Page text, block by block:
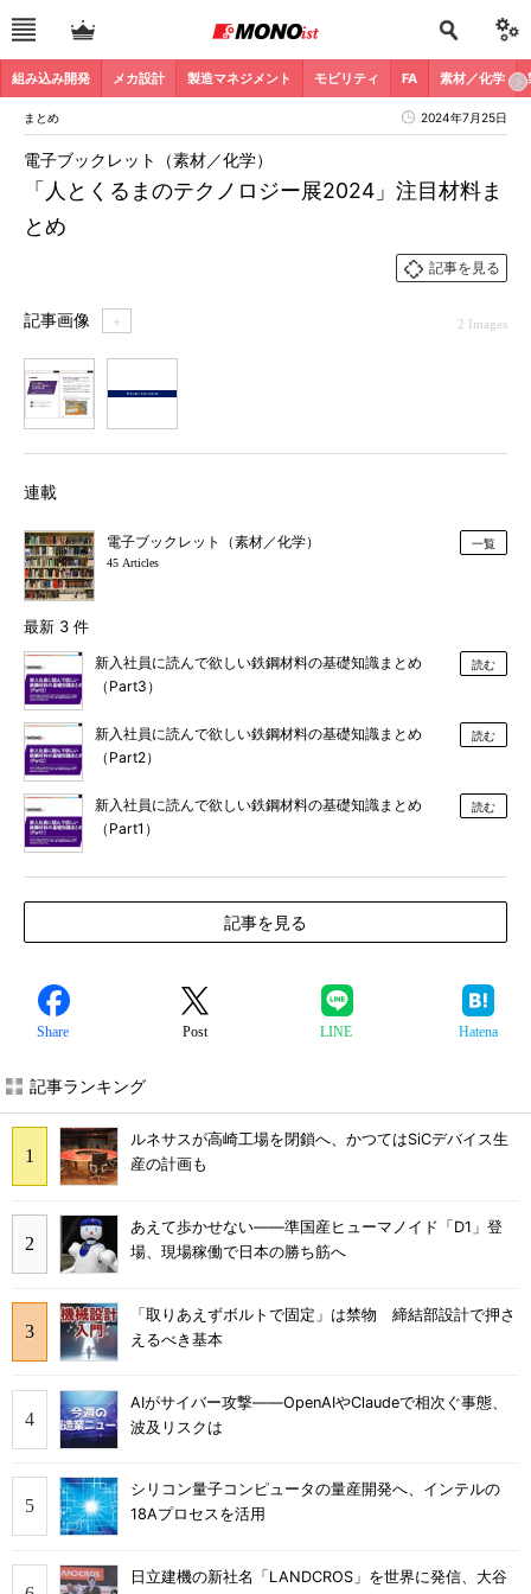
組み込み開発 メカ設計 製造マネジメント モビリティ FA 素材／化学
まとめ 2024年7月25日
「人とくるまのテクノロジー展2024」注目材料ま
とめ
電子ブックレット（素材／化学）
記事を見る
記事画像 ＋ 2 Images
連載
電子ブックレット（素材／化学）
45 Articles
一覧
最新 3 件
新入社員に読んで欲しい鉄鋼材料の基礎知識まとめ
（Part3）
読む
新入社員に読んで欲しい鉄鋼材料の基礎知識まとめ
（Part2）
読む
新入社員に読んで欲しい鉄鋼材料の基礎知識まとめ
（Part1）
読む
記事を見る
Share Post LINE Hatena
記事ランキング
ルネサスが高崎工場を閉鎖へ、かつてはSiCデバイス生
産の計画も
あえて歩かせない――準国産ヒューマノイド「D1」登
場、現場稼働で日本の勝ち筋へ
「取りあえずボルトで固定」は禁物 締結部設計で押さ
えるべき基本
AIがサイバー攻撃――OpenAIやClaudeで相次ぐ事態、
波及リスクは
シリコン量子コンピュータの量産開発へ、インテルの
18Aプロセスを活用
日立建機の新社名「LANDCROS」を世界に発信、大谷